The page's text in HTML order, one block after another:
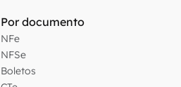
Por documento
NFe
NFSe
Boletos